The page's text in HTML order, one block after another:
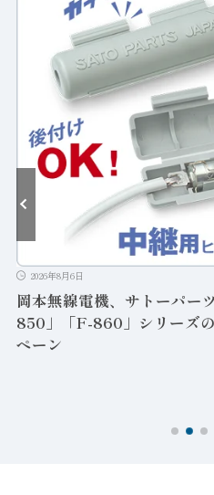
2026年8月6日
岡本無線電機、サトーパー
850」「F-860」シリーズ
ペーン